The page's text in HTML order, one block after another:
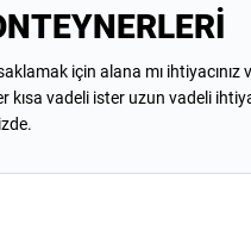
için alana mı
kısa vadeli ister uzun vadeli